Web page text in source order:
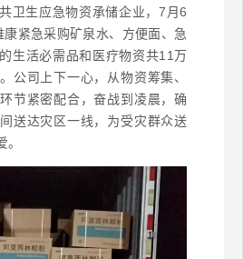
卫生应急物资承储企业，7月6
康紧急采购矿泉水、方便面、急
生活必需品和医疗物资共11万
公司上下一心，从物资筹集、
节紧密配合，奋战到凌晨，确
送达灾区一线，为受灾群众送